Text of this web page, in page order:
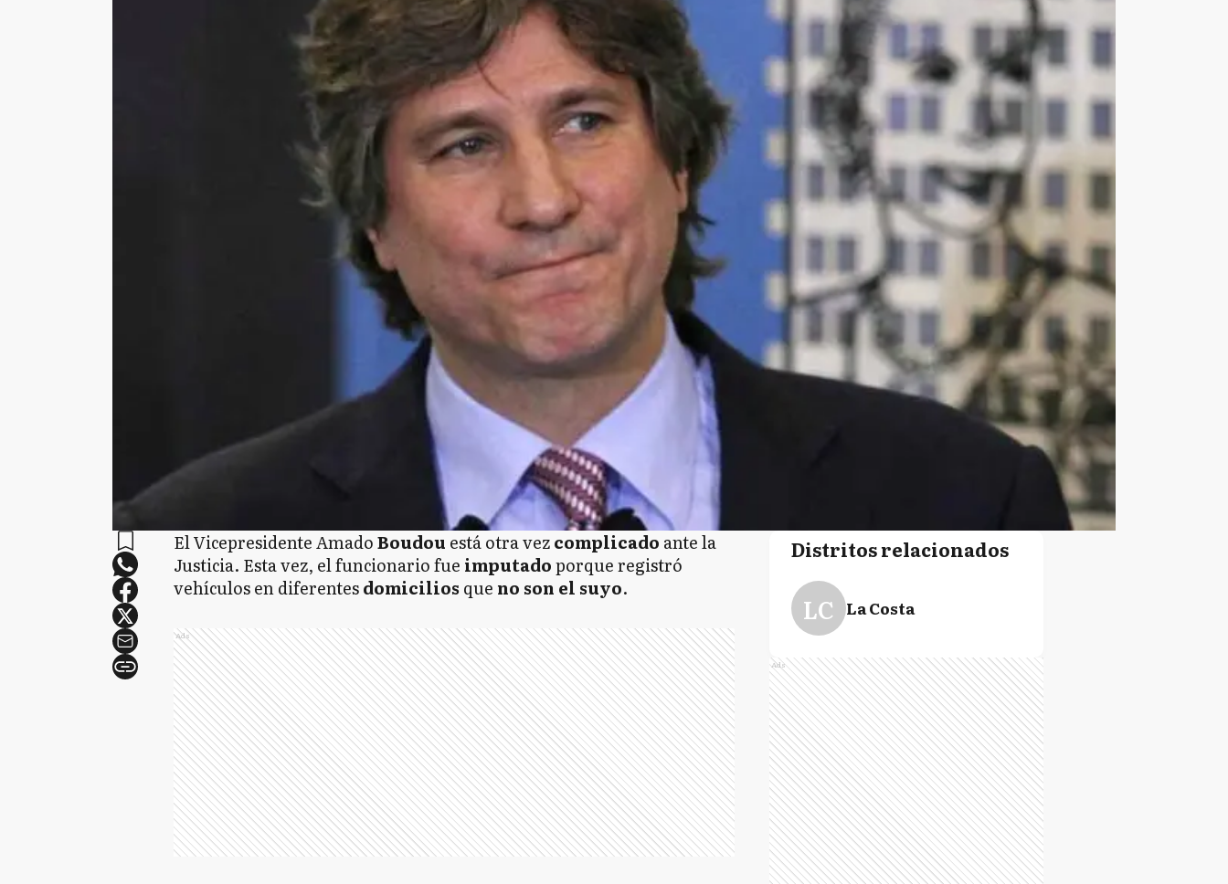
El Vicepresidente AmadoBoudou está otra vezcomplicado ante la
Justicia. Esta vez, el funcionario fue imputadoporque registró
vehículos en diferentesdomicilios que no son el suyo.
Ads
Distritos relacionados
LC La Costa
Ads